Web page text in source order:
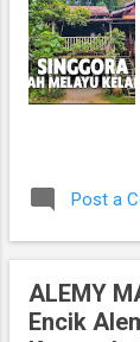
Post a
ALEMY
Encik